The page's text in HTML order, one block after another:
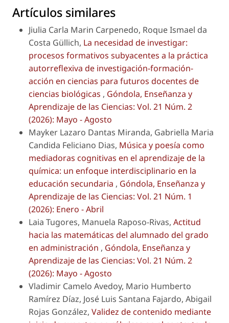
Artículos similares
Jiulia Carla Marin Carpenedo, Roque Ismael da
Costa Güllich, La necesidad de investigar:
procesos formativos subyacentes a la práctica
autorreflexiva de investigación-formación-
acción en ciencias para futuros docentes de
ciencias biológicas , Góndola, Enseñanza y
Aprendizaje de las Ciencias: Vol. 21 Núm. 2
(2026): Mayo - Agosto
Mayker Lazaro Dantas Miranda, Gabriella Maria
Candida Feliciano Dias, Música y poesía como
mediadoras cognitivas en el aprendizaje de la
química: un enfoque interdisciplinario en la
educación secundaria , Góndola, Enseñanza y
Aprendizaje de las Ciencias: Vol. 21 Núm. 1
(2026): Enero - Abril
Laia Tugores, Manuela Raposo-Rivas, Actitud
hacia las matemáticas del alumnado del grado
en administración , Góndola, Enseñanza y
Aprendizaje de las Ciencias: Vol. 21 Núm. 2
(2026): Mayo - Agosto
Vladimir Camelo Avedoy, Mario Humberto
Ramírez Díaz, José Luis Santana Fajardo, Abigail
Rojas González, Validez de contenido mediante